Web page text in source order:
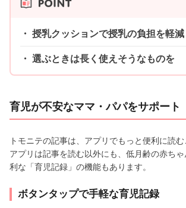
授乳クッションで授乳の負担を軽減
選ぶときは長く使えそうなものを
育児が不安なママ・パパをサポート
トモニテの記事は、アプリでもっと便利に読む
アプリは記事を読む以外にも、低月齢の赤ち
利な「育児記録」の機能もあります。
ボタンタップで手軽な育児記録